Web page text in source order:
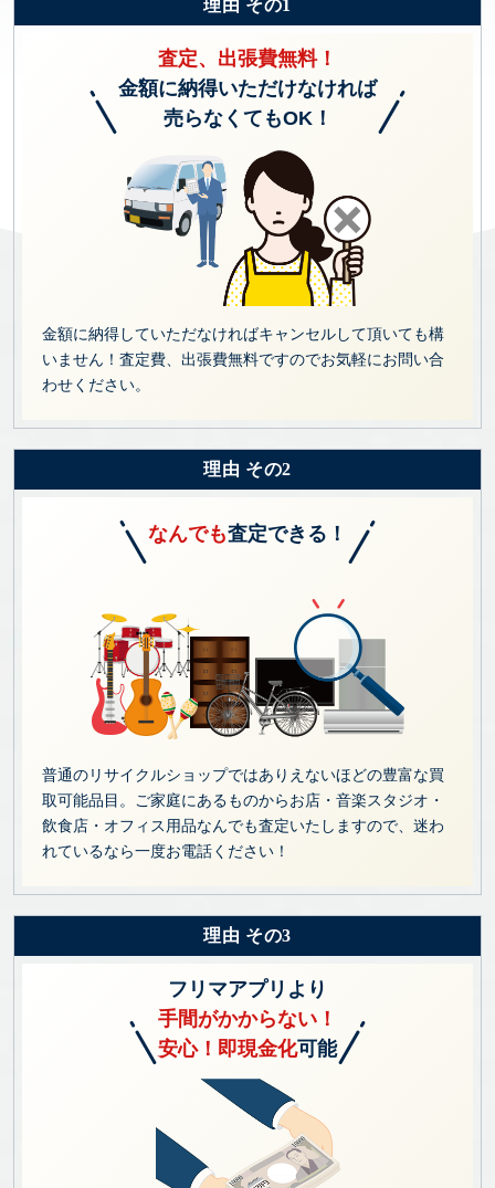
理由 その1
査定、出張費無料！
金額に納得いただけなければ
売らなくてもOK！
金額に納得していただなければキャンセルして頂いても構
いません！査定費、出張費無料ですのでお気軽にお問い合
わせください。
理由 その2
なんでも査定できる！
普通のリサイクルショップではありえないほどの豊富な買
取可能品目。ご家庭にあるものからお店・音楽スタジオ・
飲食店・オフィス用品なんでも査定いたしますので、迷わ
れているなら一度お電話ください！
理由 その3
フリマアプリより
手間がかからない！
安心！即現金化可能